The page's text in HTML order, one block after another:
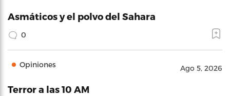
Asmáticos y el polvo del Sahara
0
Opiniones Ago 5, 2026
Terror a las 10 AM